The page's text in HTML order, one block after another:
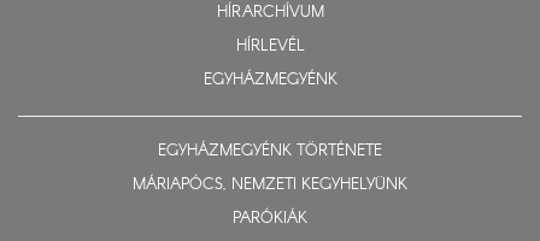
HÍRARCHÍVUM
HÍRLEVÉL
EGYHÁZMEGYÉNK
EGYHÁZMEGYÉNK TÖRTÉNETE
MÁRIAPÓCS, NEMZETI KEGYHELYÜNK
PARÓKIÁK